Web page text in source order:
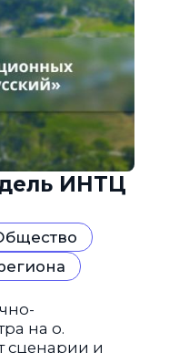
ИНТЦ
на о.
сценарии и